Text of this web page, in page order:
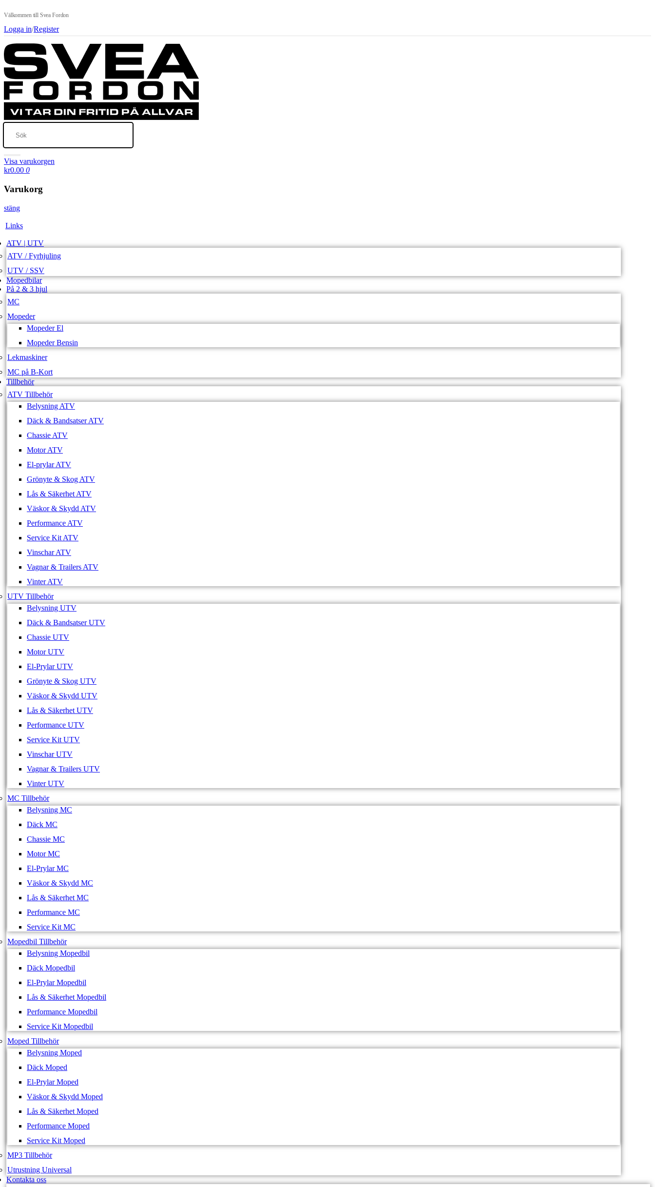
Välkommen till Svea Fordon
Logga in/Register
Visa varukorgen
kr0.00 0
Varukorg
stäng
Links
ATV | UTV
ATV / Fyrhjuling
UTV / SSV
Mopedbilar
På 2 & 3 hjul
MC
Mopeder
Mopeder El
Mopeder Bensin
Lekmaskiner
MC på B-Kort
Tillbehör
ATV Tillbehör
Belysning ATV
Däck & Bandsatser ATV
Chassie ATV
Motor ATV
El-prylar ATV
Grönyte & Skog ATV
Lås & Säkerhet ATV
Väskor & Skydd ATV
Performance ATV
Service Kit ATV
Vinschar ATV
Vagnar & Trailers ATV
Vinter ATV
UTV Tillbehör
Belysning UTV
Däck & Bandsatser UTV
Chassie UTV
Motor UTV
El-Prylar UTV
Grönyte & Skog UTV
Väskor & Skydd UTV
Lås & Säkerhet UTV
Performance UTV
Service Kit UTV
Vinschar UTV
Vagnar & Trailers UTV
Vinter UTV
MC Tillbehör
Belysning MC
Däck MC
Chassie MC
Motor MC
El-Prylar MC
Väskor & Skydd MC
Lås & Säkerhet MC
Performance MC
Service Kit MC
Mopedbil Tillbehör
Belysning Mopedbil
Däck Mopedbil
El-Prylar Mopedbil
Lås & Säkerhet Mopedbil
Performance Mopedbil
Service Kit Mopedbil
Moped Tillbehör
Belysning Moped
Däck Moped
El-Prylar Moped
Väskor & Skydd Moped
Lås & Säkerhet Moped
Performance Moped
Service Kit Moped
MP3 Tillbehör
Utrustning Universal
Kontakta oss